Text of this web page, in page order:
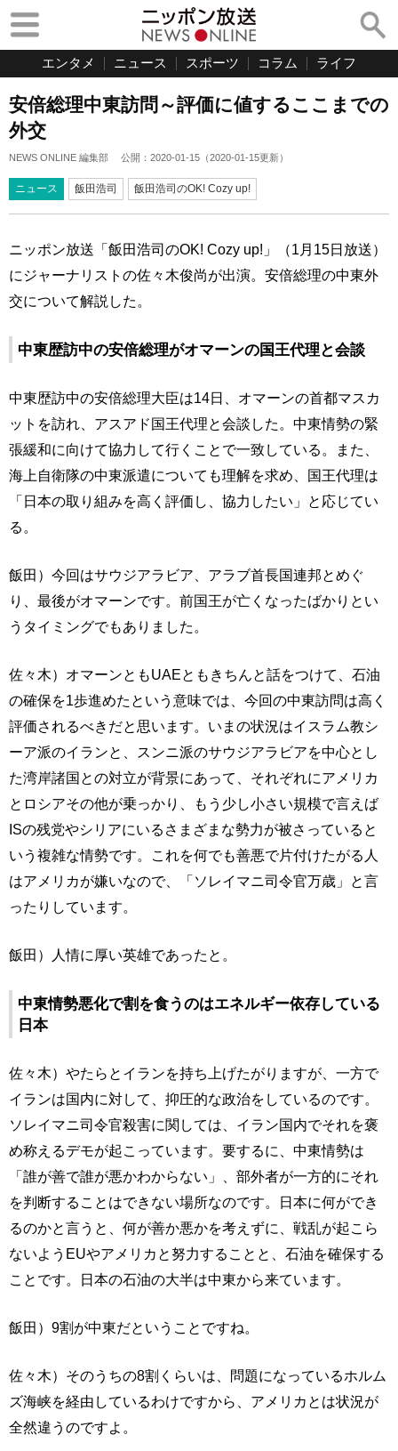
エンタメ ニュース スポーツ コラム ライフ
安倍総理中東訪問～評価に値するここまでの
外交
NEWS ONLINE 編集部 公開： 2020-01-15 （2020-01-15更新）
ニュース 飯田浩司 飯田浩司のOK! Cozy up!
ニッポン放送「飯田浩司のOK! Cozy up!」（1月15日放送）
にジャーナリストの佐々木俊尚が出演。安倍総理の中東外
交について解説した。
中東歴訪中の安倍総理がオマーンの国王代理と会談
中東歴訪中の安倍総理大臣は14日、オマーンの首都マスカ
ットを訪れ、アスアド国王代理と会談した。中東情勢の緊
張緩和に向けて協力して行くことで一致している。また、
海上自衛隊の中東派遣についても理解を求め、国王代理は
「日本の取り組みを高く評価し、協力したい」と応じてい
る。
飯田）今回はサウジアラビア、アラブ首長国連邦とめぐ
り、最後がオマーンです。前国王が亡くなったばかりとい
うタイミングでもありました。
佐々木）オマーンともUAEともきちんと話をつけて、石油
の確保を1歩進めたという意味では、今回の中東訪問は高く
評価されるべきだと思います。いまの状況はイスラム教シ
ーア派のイランと、スンニ派のサウジアラビアを中心とし
た湾岸諸国との対立が背景にあって、それぞれにアメリカ
とロシアその他が乗っかり、もう少し小さい規模で言えば
ISの残党やシリアにいるさまざまな勢力が被さっていると
いう複雑な情勢です。これを何でも善悪で片付けたがる人
はアメリカが嫌いなので、「ソレイマニ司令官万歳」と言
ったりしています。
飯田）人情に厚い英雄であったと。
中東情勢悪化で割を食うのはエネルギー依存している
日本
佐々木）やたらとイランを持ち上げたがりますが、一方で
イランは国内に対して、抑圧的な政治をしているのです。
ソレイマニ司令官殺害に関しては、イラン国内でそれを褒
め称えるデモが起こっています。要するに、中東情勢は
「誰が善で誰が悪かわからない」、部外者が一方的にそれ
を判断することはできない場所なのです。日本に何ができ
るのかと言うと、何が善か悪かを考えずに、戦乱が起こら
ないようEUやアメリカと努力することと、石油を確保する
ことです。日本の石油の大半は中東から来ています。
飯田）9割が中東だということですね。
佐々木）そのうちの8割くらいは、問題になっているホルム
ズ海峡を経由しているわけですから、アメリカとは状況が
全然違うのですよ。